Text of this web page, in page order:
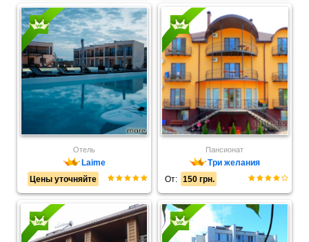
Отель
Laime
Цены уточняйте
Пансионат
Три желания
От:
150 грн.